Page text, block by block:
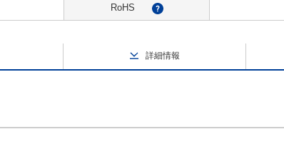
RoHS ?
詳細情報